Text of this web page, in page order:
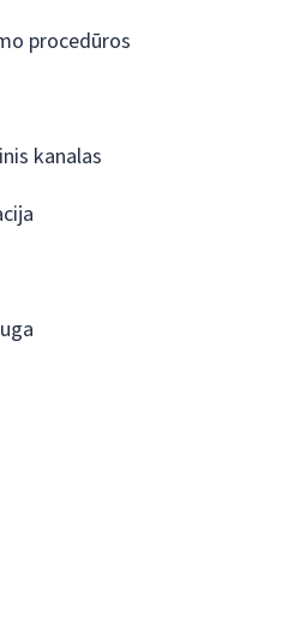
procedūros
kanalas